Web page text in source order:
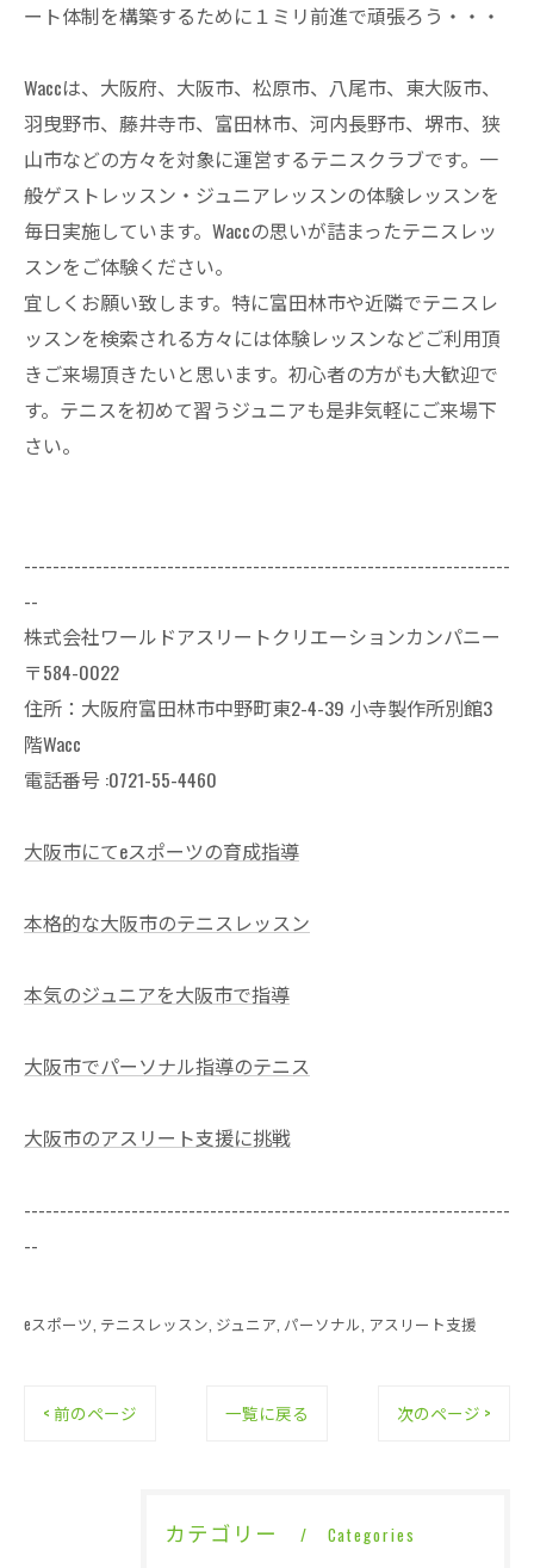
ート体制を構築するために１ミリ前進で頑張ろう・・・
Waccは、大阪府、大阪市、松原市、八尾市、東大阪市、
羽曳野市、藤井寺市、富田林市、河内長野市、堺市、狭
山市などの方々を対象に運営するテニスクラブです。一
般ゲストレッスン・ジュニアレッスンの体験レッスンを
毎日実施しています。Waccの思いが詰まったテニスレッ
スンをご体験ください。
宜しくお願い致します。特に富田林市や近隣でテニスレ
ッスンを検索される方々には体験レッスンなどご利用頂
きご来場頂きたいと思います。初心者の方がも大歓迎で
す。テニスを初めて習うジュニアも是非気軽にご来場下
さい。
--------------------------------------------------------------------
--
株式会社ワールドアスリートクリエーションカンパニー
〒584-0022
住所：大阪府富田林市中野町東2-4-39 小寺製作所別館3
階Wacc
電話番号 :0721-55-4460
大阪市にてeスポーツの育成指導
本格的な大阪市のテニスレッスン
本気のジュニアを大阪市で指導
大阪市でパーソナル指導のテニス
大阪市のアスリート支援に挑戦
--------------------------------------------------------------------
--
eスポーツ テニスレッスン ジュニア パーソナル アスリート支援
< 前のページ 一覧に戻る 次のページ >
カテゴリー Categories